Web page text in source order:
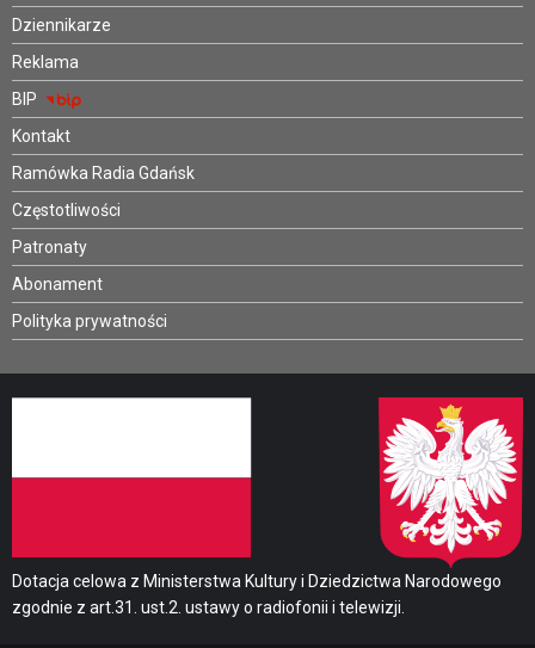
Dziennikarze
Reklama
BIP
Kontakt
Ramówka Radia Gdańsk
Częstotliwości
Patronaty
Abonament
Polityka prywatności
Dotacja celowa z Ministerstwa Kultury i Dziedzictwa Narodowego
zgodnie z art.31. ust.2. ustawy o radiofonii i telewizji.